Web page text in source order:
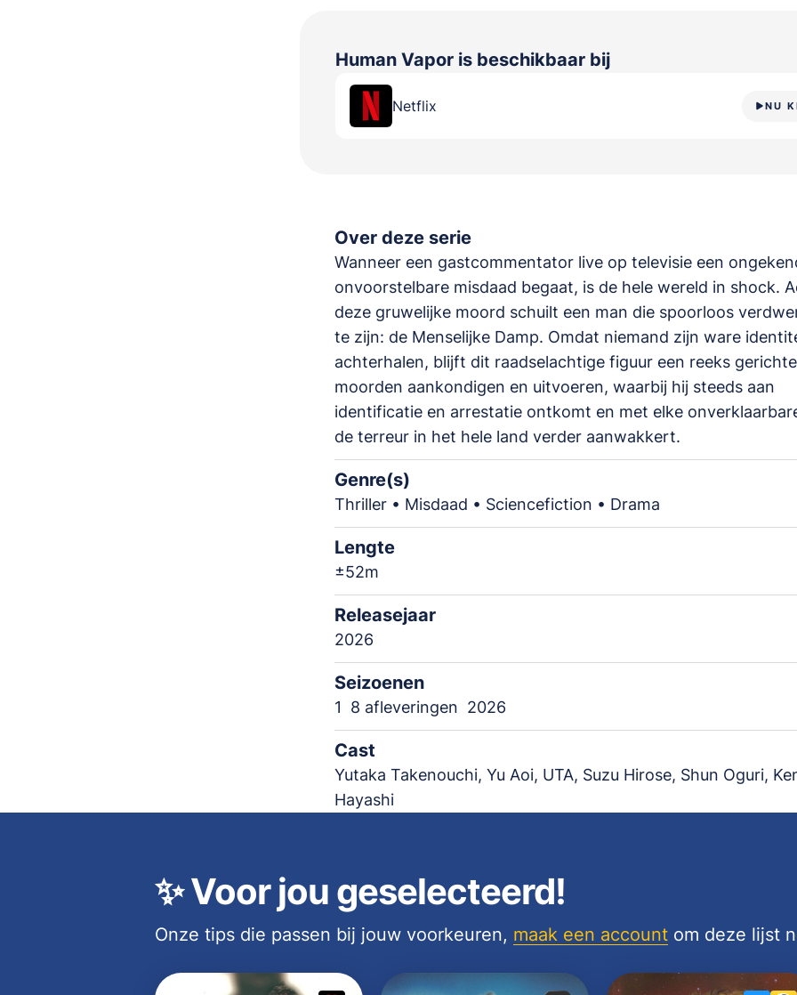
Human Vapor is beschikbaar bij
Netflix NU
Over deze serie
Wanneer een gastcommentator live op televisie een
onvoorstelbare misdaad begaat, is de hele wereld in shock.
deze gruwelijke moord schuilt een man die spoorloos
te zijn: de Menselijke Damp. Omdat niemand zijn ware
achterhalen, blijft dit raadselachtige figuur een reeks gerichte
moorden aankondigen en uitvoeren, waarbij hij steeds aan
identificatie en arrestatie ontkomt en met elke
de terreur in het hele land verder aanwakkert.
Genre(s)
Thriller • Misdaad • Sciencefiction • Drama
Lengte
±52m
Releasejaar
2026
Seizoenen
1 8 afleveringen 2026
Cast
Yutaka Takenouchi, Yu Aoi, UTA, Suzu Hirose, Shun Oguri,
Hayashi
✨Voor jou geselecteerd!
Onze tips die passen bij jouw voorkeuren, maak een account om deze lijst